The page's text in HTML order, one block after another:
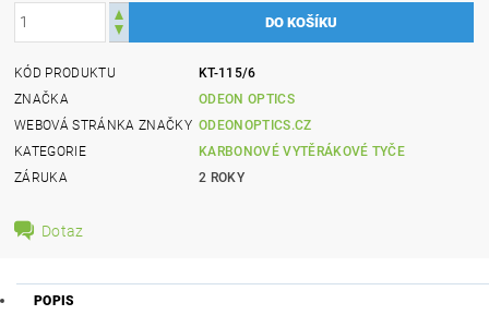
KÓD PRODUKTU
KT-115/6
ZNAČKA
ODEON OPTICS
WEBOVÁ STRÁNKA ZNAČKY ODEONOPTICS.CZ
KATEGORIE
KARBONOVÉ VYTĚRÁKOVÉ TYČE
ZÁRUKA
2 ROKY
Dotaz
POPIS